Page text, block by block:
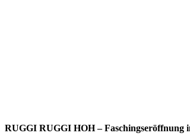
RUGGI RUGGI HOH – Faschingseröffnung